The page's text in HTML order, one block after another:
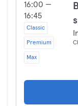
16:00 —
16:45
Classic
Premium
Max